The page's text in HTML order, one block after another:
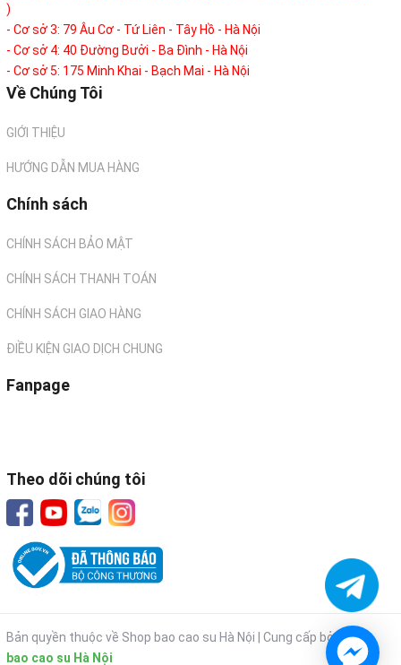
)
- Cơ sở 3: 79 Âu Cơ - Tứ Liên - Tây Hồ - Hà Nội
- Cơ sở 4: 40 Đường Bưởi - Ba Đình - Hà Nội
- Cơ sở 5: 175 Minh Khai - Bạch Mai - Hà Nội
Về Chúng Tôi
GIỚI THIỆU
HƯỚNG DẪN MUA HÀNG
Chính sách
CHÍNH SÁCH BẢO MẬT
CHÍNH SÁCH THANH TOÁN
CHÍNH SÁCH GIAO HÀNG
ĐIỀU KIỆN GIAO DỊCH CHUNG
Fanpage
Theo dõi chúng tôi
Bản quyền thuộc về Shop bao cao su Hà Nội | Cung cấp bởi Shop
bao cao su Hà Nội